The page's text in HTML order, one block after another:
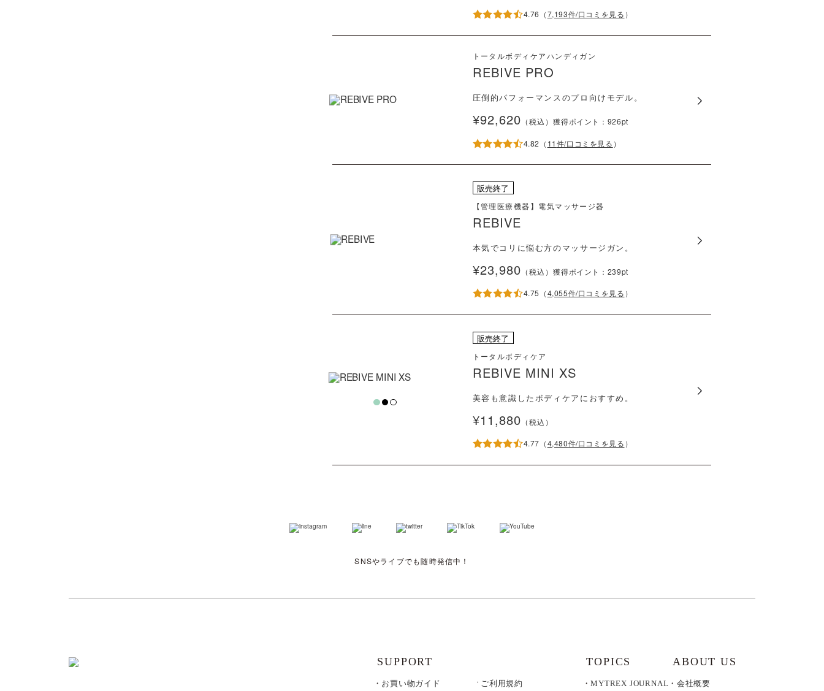
4.76 （7,193件/口コミを見る ）
トータルボディケアハンディガン
REBIVE PRO
圧倒的パフォーマンスのプロ向けモデル。
¥92,620 （税込）獲得ポイント： 926pt
4.82 （ 11件/口コミを見る ）
販売終了
【管理医療機器】電気マッサージ器
REBIVE
本気でコリに悩む方のマッサージガン。
¥23,980 （税込）獲得ポイント： 239pt
4.75 （4,055件/口コミを見る ）
販売終了
トータルボディケア
REBIVE MINI XS
美容も意識したボディケアにおすすめ。
¥11,880 （税込）
4.77 （4,480件/口コミを見る ）
SNSやライブでも随時発信中！
SUPPORT
お買い物ガイド ご利用規約
TOPICS
MYTREX JOURNAL
ABOUT US
会社概要